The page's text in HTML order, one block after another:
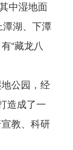
中湿地面
湖、下潭
“藏龙八
公园，经
造成了一
教、科研